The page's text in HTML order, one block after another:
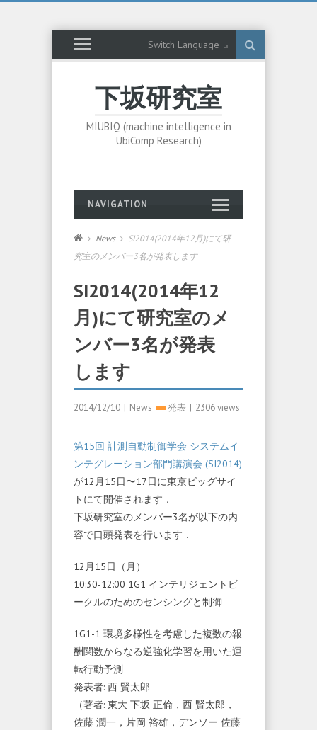
Switch Language
下坂研究室
MIUBIQ (machine intelligence in
UbiComp Research)
NAVIGATION
News
SI2014(2014年12月)にて研
究室のメンバー3名が発表します
SI2014(2014年12
月)にて研究室のメ
ンバー3名が発表
します
2014/12/10 | News 発表 | 2306 views
第15回 計測自動制御学会 システムイ
ンテグレーション部門講演会 (SI2014)
が12月15日〜17日に東京ビッグサイ
トにて開催されます．
下坂研究室のメンバー3名が以下の内
容で口頭発表を行います．
12月15日（月）
10:30-12:00 1G1 インテリジェントビ
ークルのためのセンシングと制御
1G1-1 環境多様性を考慮した複数の報
酬関数からなる逆強化学習を用いた運
転行動予測
発表者: 西 賢太郎
（著者: 東大 下坂 正倫，西 賢太郎，
佐藤 潤一，片岡 裕雄，デンソー 佐藤